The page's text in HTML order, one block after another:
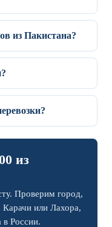
из Пакистана?
из
Проверим город,
или Лахора,
в России.